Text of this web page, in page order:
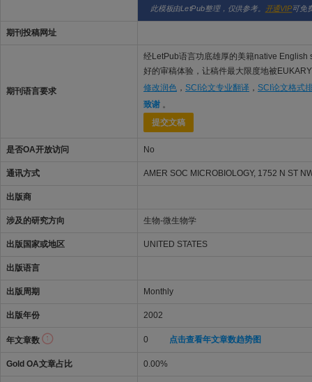
此模板由LetPub整理，仅供参考。 开通VIP可免
期刊投稿网址
期刊语言要求
经LetPub语言功底雄厚的美籍native English
好的审稿体验，让稿件最大限度地被
修改润色 ， SCI论文专业翻译 ， SCI论文格式
致谢 。
提交文稿
是否OA开放访问 No
通讯方式 AMER SOC MICROBIOLOGY, 1752 N ST
出版商
涉及的研究方向 生物-微生物学
出版国家或地区 UNITED STATES
出版语言
出版周期 Monthly
出版年份 2002
年文章数 0 点击查看年文章数趋势图
Gold OA文章占比 0.00%